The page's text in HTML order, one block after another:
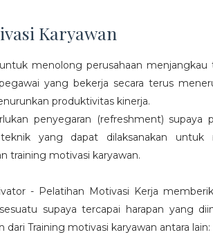
Karyawan
menolong perusahaan
yang bekerja secara terus
produktivitas kinerja.
penyegaran (refreshment) supaya
yang dapat dilaksanakan
training motivasi karyawan.
- Pelatihan Motivasi Kerja
supaya tercapai harapan yang
Training motivasi karyawan antara lain: